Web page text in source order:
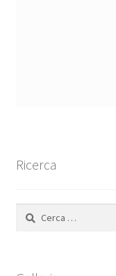
Ricerca
Ricerca